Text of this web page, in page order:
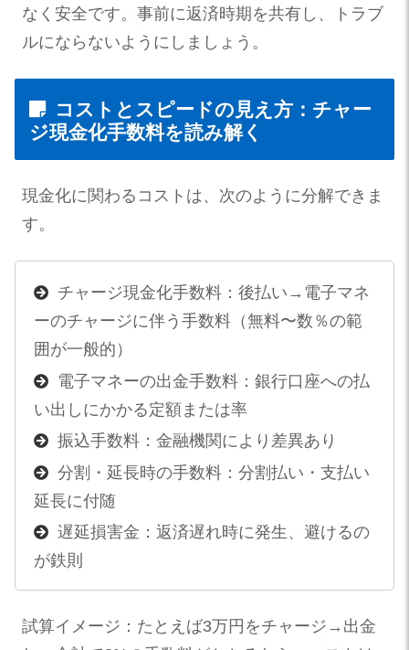
なく安全です。事前に返済時期を共有し、トラブ
ルにならないようにしましょう。
コストとスピードの見え方：チャー
ジ現金化手数料を読み解く
現金化に関わるコストは、次のように分解できま
す。
チャージ現金化手数料：後払い→電子マネ
ーのチャージに伴う手数料（無料〜数％の範
囲が一般的）
電子マネーの出金手数料：銀行口座への払
い出しにかかる定額または率
振込手数料：金融機関により差異あり
分割・延長時の手数料：分割払い・支払い
延長に付随
遅延損害金：返済遅れ時に発生、避けるの
が鉄則
試算イメージ：たとえば3万円をチャージ→出金